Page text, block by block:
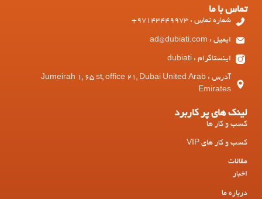
تماس با ما
شماره تماس : 97143449973+
ایمیل : ad@dubiati.com
اینستاگرام : dubiati
آدرس : Jumeirah 1, 65 st, office 21, Dubai United Arab
Emirates
لینک های پر کاربرد
کسب و کار ها
کسب و کار های VIP
مقالات
اخبار
درباره ما